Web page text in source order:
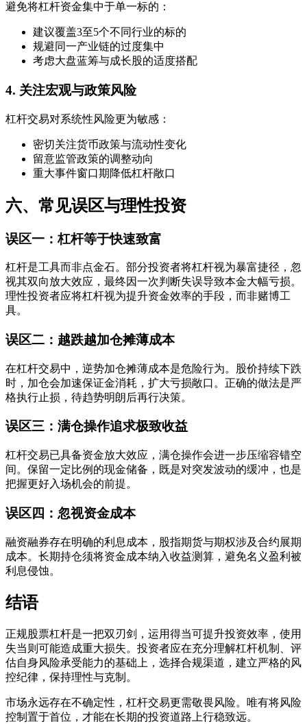
避免将杠杆资金集中于单一标的：
建议覆盖3至5个不同行业的标的
规避同一产业链的过度集中
考虑大盘蓝筹与成长股的适度搭配
4. 关注宏观与政策风险
杠杆交易对系统性风险更为敏感：
密切关注货币政策与流动性变化
留意监管政策的调整动向
重大事件窗口期降低杠杆敞口
六、常见误区与理性投资
误区一：杠杆等于快速致富
杠杆是工具而非点金石。部分投资者将杠杆视为暴富捷径，忽
视其双向放大效应，最终因一次判断失误导致本金大幅亏损。
理性投资者应将杠杆视为提升资金效率的手段，而非赌博工
具。
误区二：越跌越加仓摊薄成本
在杠杆交易中，逆势加仓摊薄成本是危险行为。股价持续下跌
时，加仓会加速保证金消耗，扩大亏损敞口。正确的做法是严
格执行止损，待趋势明朗后再行决策。
误区三：满仓操作追求极致收益
杠杆交易已具备资金放大效应，满仓操作会进一步压缩容错空
间。保留一定比例的现金储备，既是对突发波动的缓冲，也是
把握更好入场机会的前提。
误区四：忽视资金成本
融资融券存在明确的利息成本，股指期货与期权涉及合约展期
成本。长期持仓须将资金成本纳入收益测算，避免名义盈利被
利息侵蚀。
结语
正规股票杠杆是一把双刃剑，运用得当可提升投资效率，使用
失当则可能造成重大损失。投资者应在充分理解杠杆机制、评
估自身风险承受能力的基础上，选择合规渠道，建立严格的风
控纪律，保持理性与克制。
市场永远存在不确定性，杠杆交易更需敬畏风险。唯有将风险
控制置于首位，才能在长期的投资道路上行稳致远。